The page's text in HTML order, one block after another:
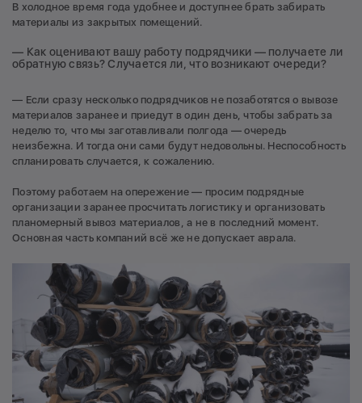
В холодное время года удобнее и доступнее брать забирать
материалы из закрытых помещений.
— Как оценивают вашу работу подрядчики — получаете ли
обратную связь? Случается ли, что возникают очереди?
— Если сразу несколько подрядчиков не позаботятся о вывозе
материалов заранее и приедут в один день, чтобы забрать за
неделю то, что мы заготавливали полгода — очередь
неизбежна. И тогда они сами будут недовольны. Неспособность
спланировать случается, к сожалению.
Поэтому работаем на опережение — просим подрядные
организации заранее просчитать логистику и организовать
планомерный вывоз материалов, а не в последний момент.
Основная часть компаний всё же не допускает аврала.